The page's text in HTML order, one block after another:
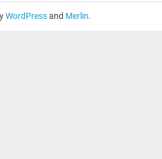
WordPressand Merlin.